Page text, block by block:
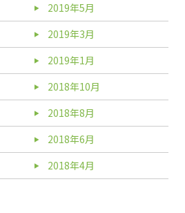
2019年5月
2019年3月
2019年1月
2018年10月
2018年8月
2018年6月
2018年4月